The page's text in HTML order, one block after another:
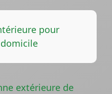
pour
extérieure de